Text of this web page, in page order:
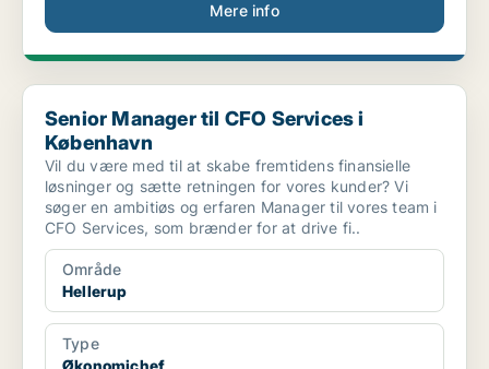
Mere info
Senior Manager til CFO Services i København
Senior Manager til CFO Services i
København
Vil du være med til at skabe fremtidens finansielle
løsninger og sætte retningen for vores kunder? Vi
søger en ambitiøs og erfaren Manager til vores team i
CFO Services, som brænder for at drive fi..
Område
Hellerup
Type